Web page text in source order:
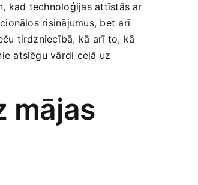
kad technoloģijas ​attīstās ar
risinājumus, bet arī‌
tirdzniecībā, kā ‍arī to, ⁣kā
atslēgu vārdi ceļā uz​
mājas